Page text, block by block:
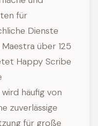
für
Dienste
über 125
Happy Scribe
häufig von
zuverlässige
für große